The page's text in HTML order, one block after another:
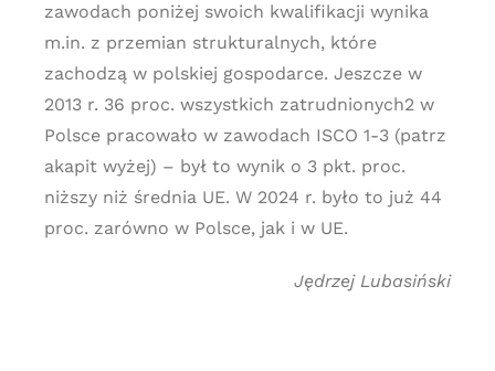
zawodach poniżej swoich kwalifikacji wynika
m.in. z przemian strukturalnych, które
zachodzą w polskiej gospodarce. Jeszcze w
2013 r. 36 proc. wszystkich zatrudnionych2 w
Polsce pracowało w zawodach ISCO 1-3 (patrz
akapit wyżej) – był to wynik o 3 pkt. proc.
niższy niż średnia UE. W 2024 r. było to już 44
proc. zarówno w Polsce, jak i w UE.
Jędrzej Lubasiński